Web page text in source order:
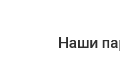
Наши